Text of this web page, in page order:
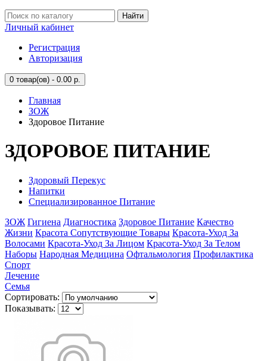
Найти
Личный кабинет
Регистрация
Авторизация
0 товар(ов) - 0.00 р.
Главная
ЗОЖ
Здоровое Питание
ЗДОРОВОЕ ПИТАНИЕ
Здоровый Перекус
Напитки
Специализированное Питание
ЗОЖ Гигиена Диагностика Здоровое Питание Качество
Жизни Красота Сопутствующие Товары Красота-Уход За
Волосами Красота-Уход За Лицом Красота-Уход За Телом
Наборы Народная Медицина Офтальмология Профилактика
Спорт
Лечение
Семья
Сортировать:
Показывать: